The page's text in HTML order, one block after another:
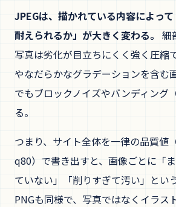
JPEGは、描かれている内容によっ
耐えられるか」が大きく変わる。 細
写真は劣化が目立ちにくく強く圧縮
やなだらかなグラデーションを含む
でもブロックノイズやバンディング
る。
つまり、サイト全体を一律の品質値
q80）で書き出すと、画像ごとに「
ていない」「削りすぎて汚い」とい
PNGも同様で、写真ではなくイラス